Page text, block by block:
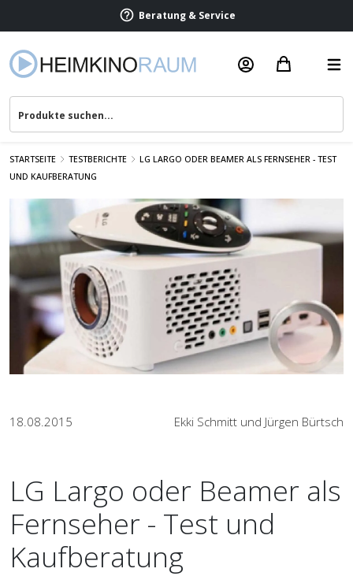
Beratung & Service
STARTSEITE TESTBERICHTE
LG LARGO ODER BEAMER ALS FERNSEHER - TEST
UND KAUFBERATUNG
18.08.2015 Ekki Schmitt und Jürgen Bürtsch
LG Largo oder Beamer als
Fernseher - Test und
Kaufberatung